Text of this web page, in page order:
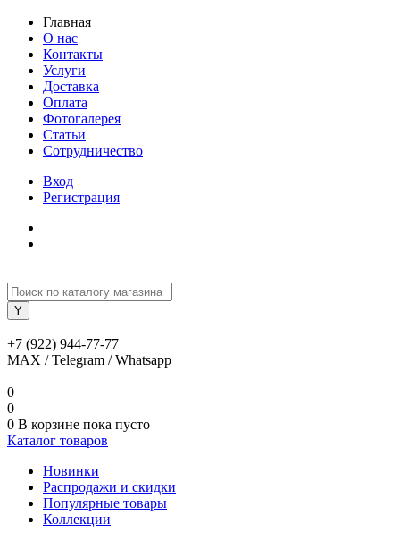
Главная
О нас
Контакты
Услуги
Доставка
Оплата
Фотогалерея
Статьи
Сотрудничество
Вход
Регистрация
+7 (922) 944-77-77
MAX / Telegram / Whatsapp
0
0
0 В корзине пока пусто
Каталог товаров
Новинки
Распродажи и скидки
Популярные товары
Коллекции